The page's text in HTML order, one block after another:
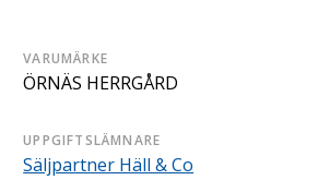
VARUMÄRKE
ÖRNÄS HERRGÅRD
UPPGIFTSLÄMNARE
Säljpartner Häll & Co